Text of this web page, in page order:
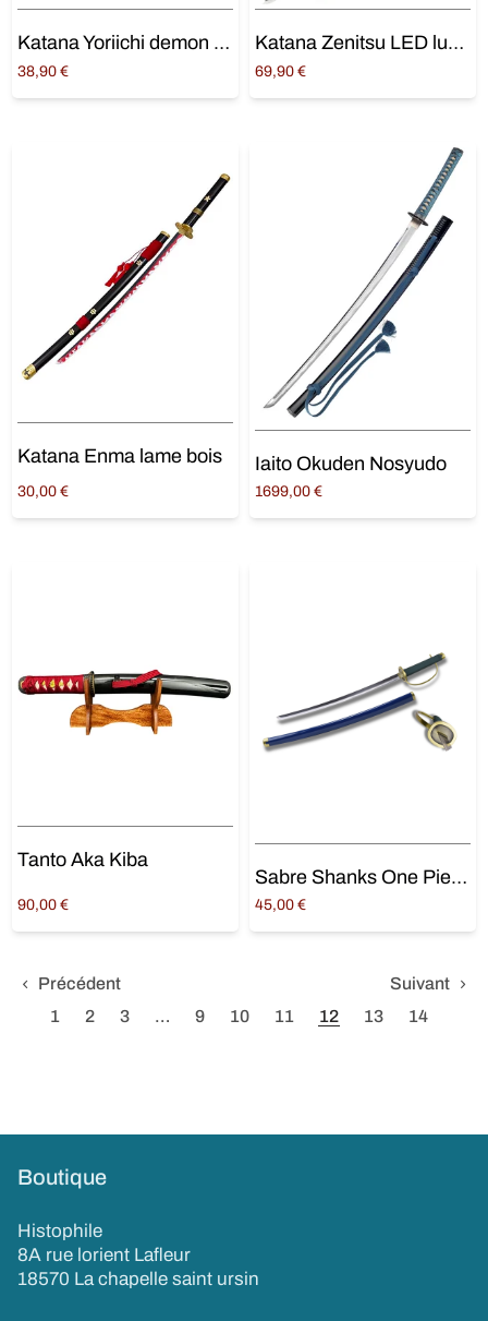
Katana Yoriichi demon slayer
38,90 €
Ajouter au panier
Katana Zenitsu LED lumineux
69,90 €
Ajouter au panier
Katana Enma lame bois
30,00 €
Ajouter au panier
Iaito Okuden Nosyudo
1699,00 €
Ajouter au panier
Tanto Aka Kiba
90,00 €
Ajouter au panier
Sabre Shanks One Piece
45,00 €
Lire la suite
Précédent
1
2 3 … 9 10 11 12 13 14
Suivant
Boutique
Histophile
8A rue lorient Lafleur
18570 La chapelle saint ursin